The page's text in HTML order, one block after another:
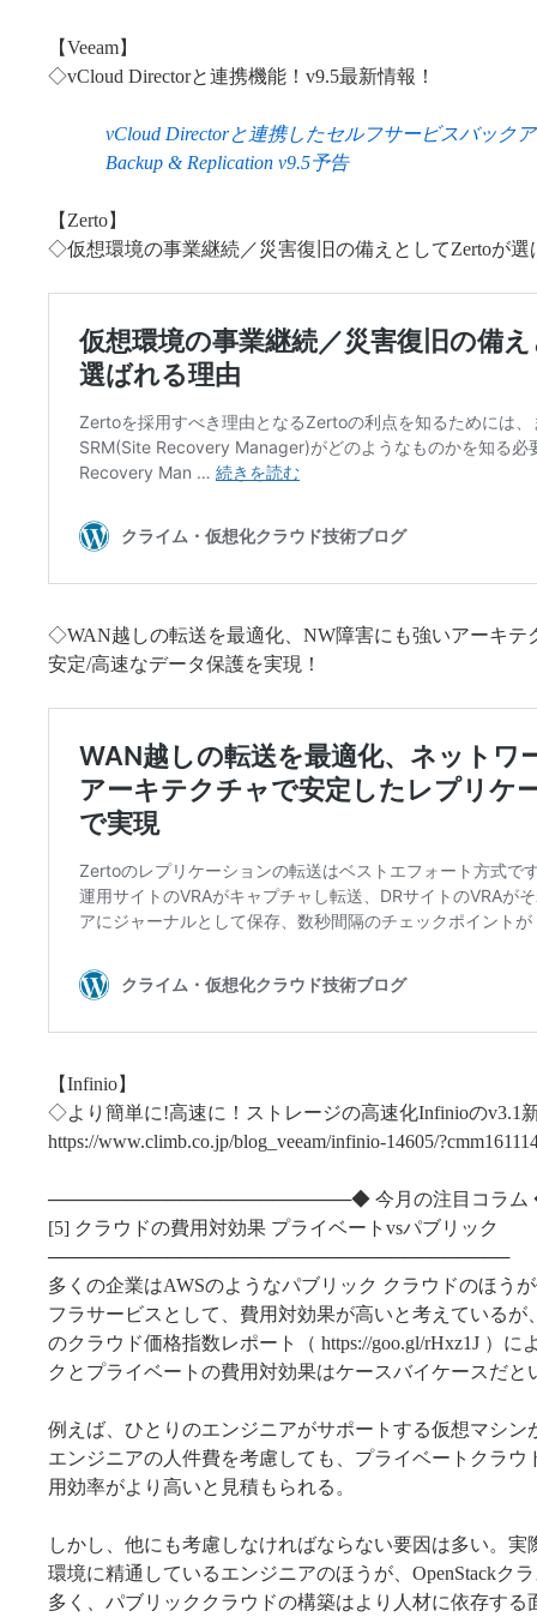
【Veeam】
◇vCloud Directorと連携機能！v9.5最新情報！
vCloud Directorと連携したセルフサービスバック
Backup & Replication v9.5予告
【Zerto】
◇仮想環境の事業継続／災害復旧の備えとしてZertoが選
◇WAN越しの転送を最適化、NW障害にも強いアーキテ
安定/高速なデータ保護を実現！
【Infinio】
◇より簡単に!高速に！ストレージの高速化Infinioのv3.1
https://www.climb.co.jp/blog_veeam/infinio-14605/
───────────────────────◆ 今月の注目コラ
[5] クラウドの費用対効果 プライベートvsパブリック
───────────────────────────────────
多くの企業はAWSのようなパブリック クラウドのほう
フラサービスとして、費用対効果が高いと考えているが
のクラウド価格指数レポート（ https://goo.gl/rHxz1J ）に
クとプライベートの費用対効果はケースバイケースだと
例えば、ひとりのエンジニアがサポートする仮想マシン
エンジニアの人件費を考慮しても、プライベートクラウ
用効率がより高いと見積もられる。
しかし、他にも考慮しなければならない要因は多い。実
環境に精通しているエンジニアのほうが、OpenStackク
多く、パブリッククラウドの構築はより人材に依存する